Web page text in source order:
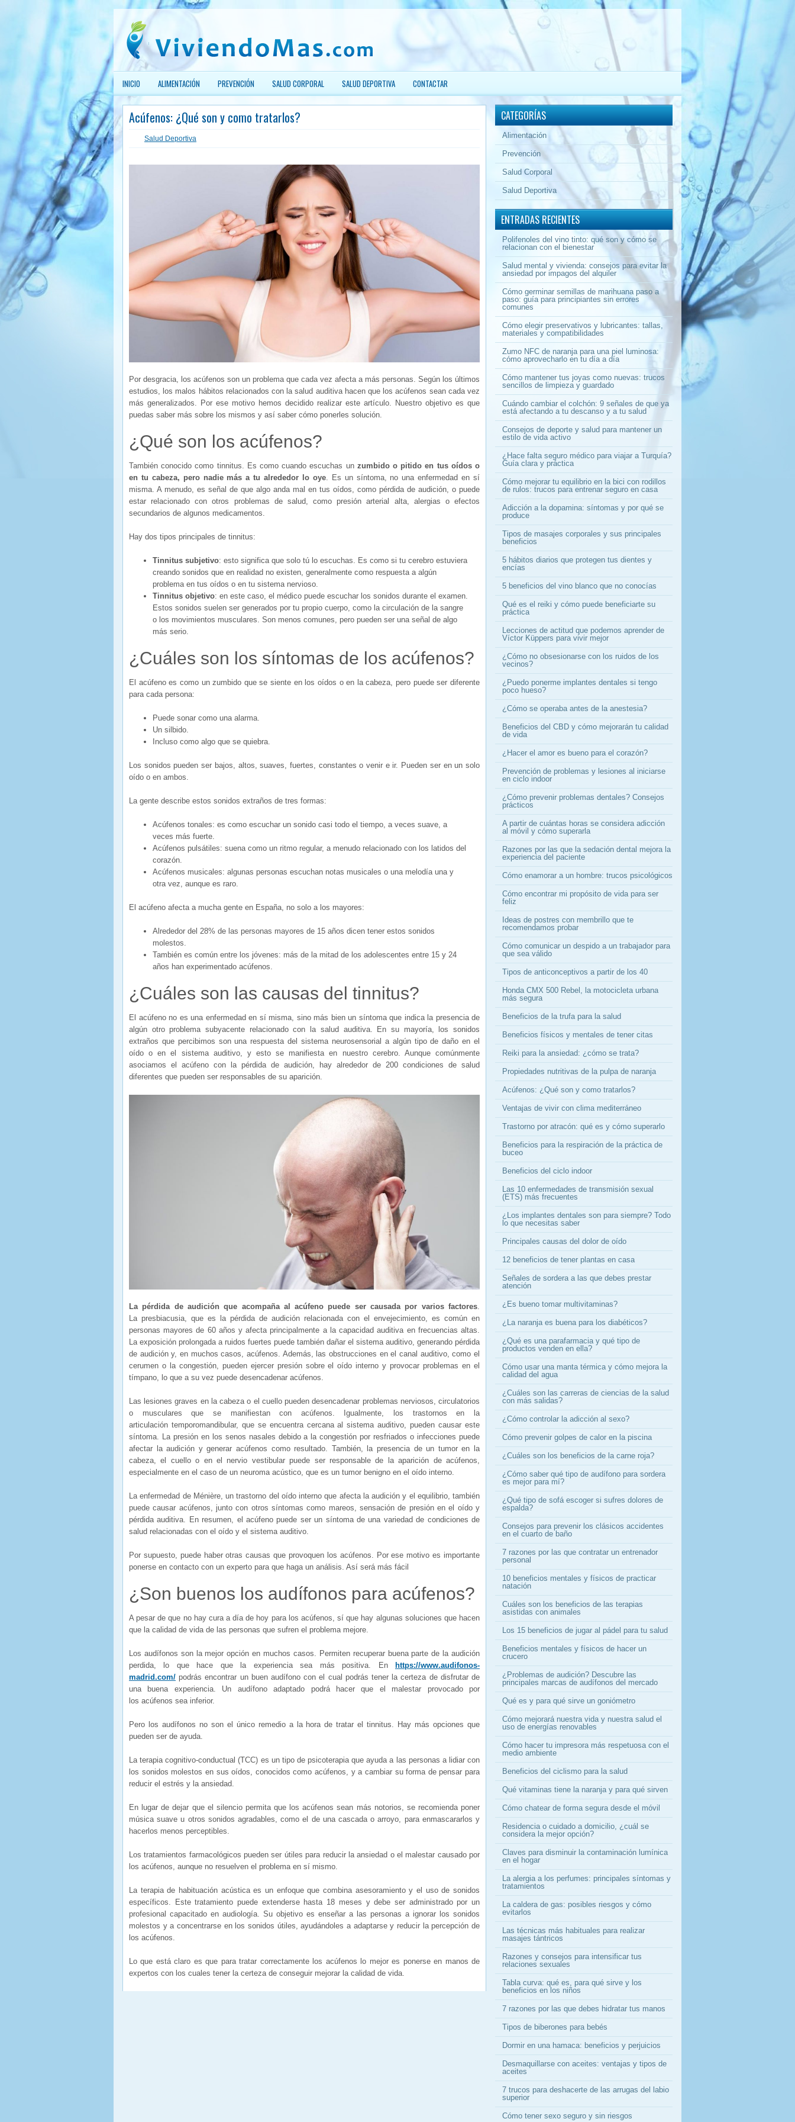
INICIO ALIMENTACIÓN PREVENCIÓN SALUD CORPORAL SALUD DEPORTIVA CONTACTAR
Acúfenos: ¿Qué son y como tratarlos?
Salud Deportiva
Por desgracia, los acúfenos son un problema que cada vez afecta a más personas. Según los últimos
estudios, los malos hábitos relacionados con la salud auditiva hacen que los acúfenos sean cada vez
más generalizados. Por ese motivo hemos decidido realizar este artículo. Nuestro objetivo es que
puedas saber más sobre los mismos y así saber cómo ponerles solución.
¿Qué son los acúfenos?
También conocido como tinnitus. Es como cuando escuchas un zumbido o pitido en tus oídos o
en tu cabeza, pero nadie más a tu alrededor lo oye. Es un síntoma, no una enfermedad en sí
misma. A menudo, es señal de que algo anda mal en tus oídos, como pérdida de audición, o puede
estar relacionado con otros problemas de salud, como presión arterial alta, alergias o efectos
secundarios de algunos medicamentos.
Hay dos tipos principales de tinnitus:
Tinnitus subjetivo: esto significa que solo tú lo escuchas. Es como si tu cerebro estuviera
creando sonidos que en realidad no existen, generalmente como respuesta a algún
problema en tus oídos o en tu sistema nervioso.
Tinnitus objetivo: en este caso, el médico puede escuchar los sonidos durante el examen.
Estos sonidos suelen ser generados por tu propio cuerpo, como la circulación de la sangre
o los movimientos musculares. Son menos comunes, pero pueden ser una señal de algo
más serio.
¿Cuáles son los síntomas de los acúfenos?
El acúfeno es como un zumbido que se siente en los oídos o en la cabeza, pero puede ser diferente
para cada persona:
Puede sonar como una alarma.
Un silbido.
Incluso como algo que se quiebra.
Los sonidos pueden ser bajos, altos, suaves, fuertes, constantes o venir e ir. Pueden ser en un solo
oído o en ambos.
La gente describe estos sonidos extraños de tres formas:
Acúfenos tonales: es como escuchar un sonido casi todo el tiempo, a veces suave, a
veces más fuerte.
Acúfenos pulsátiles: suena como un ritmo regular, a menudo relacionado con los latidos del
corazón.
Acúfenos musicales: algunas personas escuchan notas musicales o una melodía una y
otra vez, aunque es raro.
El acúfeno afecta a mucha gente en España, no solo a los mayores:
Alrededor del 28% de las personas mayores de 15 años dicen tener estos sonidos
molestos.
También es común entre los jóvenes: más de la mitad de los adolescentes entre 15 y 24
años han experimentado acúfenos.
¿Cuáles son las causas del tinnitus?
El acúfeno no es una enfermedad en sí misma, sino más bien un síntoma que indica la presencia de
algún otro problema subyacente relacionado con la salud auditiva. En su mayoría, los sonidos
extraños que percibimos son una respuesta del sistema neurosensorial a algún tipo de daño en el
oído o en el sistema auditivo, y esto se manifiesta en nuestro cerebro. Aunque comúnmente
asociamos el acúfeno con la pérdida de audición, hay alrededor de 200 condiciones de salud
diferentes que pueden ser responsables de su aparición.
La pérdida de audición que acompaña al acúfeno puede ser causada por varios factores.
La presbiacusia, que es la pérdida de audición relacionada con el envejecimiento, es común en
personas mayores de 60 años y afecta principalmente a la capacidad auditiva en frecuencias altas.
La exposición prolongada a ruidos fuertes puede también dañar el sistema auditivo, generando pérdida
de audición y, en muchos casos, acúfenos. Además, las obstrucciones en el canal auditivo, como el
cerumen o la congestión, pueden ejercer presión sobre el oído interno y provocar problemas en el
tímpano, lo que a su vez puede desencadenar acúfenos.
Las lesiones graves en la cabeza o el cuello pueden desencadenar problemas nerviosos, circulatorios
o musculares que se manifiestan con acúfenos. Igualmente, los trastornos en la
articulación temporomandibular, que se encuentra cercana al sistema auditivo, pueden causar este
síntoma. La presión en los senos nasales debido a la congestión por resfriados o infecciones puede
afectar la audición y generar acúfenos como resultado. También, la presencia de un tumor en la
cabeza, el cuello o en el nervio vestibular puede ser responsable de la aparición de acúfenos,
especialmente en el caso de un neuroma acústico, que es un tumor benigno en el oído interno.
La enfermedad de Ménière, un trastorno del oído interno que afecta la audición y el equilibrio, también
puede causar acúfenos, junto con otros síntomas como mareos, sensación de presión en el oído y
pérdida auditiva. En resumen, el acúfeno puede ser un síntoma de una variedad de condiciones de
salud relacionadas con el oído y el sistema auditivo.
Por supuesto, puede haber otras causas que provoquen los acúfenos. Por ese motivo es importante
ponerse en contacto con un experto para que haga un análisis. Así será más fácil
¿Son buenos los audífonos para acúfenos?
A pesar de que no hay cura a día de hoy para los acúfenos, sí que hay algunas soluciones que hacen
que la calidad de vida de las personas que sufren el problema mejore.
Los audífonos son la mejor opción en muchos casos. Permiten recuperar buena parte de la audición
perdida, lo que hace que la experiencia sea más positiva. En
https://www.audifonos-
madrid.com/ podrás encontrar un buen audífono con el cual podrás tener la certeza de disfrutar de
una buena experiencia. Un audífono adaptado podrá hacer que el malestar provocado por
los acúfenos sea inferior.
Pero los audífonos no son el único remedio a la hora de tratar el tinnitus. Hay más opciones que
pueden ser de ayuda.
La terapia cognitivo-conductual (TCC) es un tipo de psicoterapia que ayuda a las personas a lidiar con
los sonidos molestos en sus oídos, conocidos como acúfenos, y a cambiar su forma de pensar para
reducir el estrés y la ansiedad.
En lugar de dejar que el silencio permita que los acúfenos sean más notorios, se recomienda poner
música suave u otros sonidos agradables, como el de una cascada o arroyo, para enmascararlos y
hacerlos menos perceptibles.
Los tratamientos farmacológicos pueden ser útiles para reducir la ansiedad o el malestar causado por
los acúfenos, aunque no resuelven el problema en sí mismo.
La terapia de habituación acústica es un enfoque que combina asesoramiento y el uso de sonidos
específicos. Este tratamiento puede extenderse hasta 18 meses y debe ser administrado por un
profesional capacitado en audiología. Su objetivo es enseñar a las personas a ignorar los sonidos
molestos y a concentrarse en los sonidos útiles, ayudándoles a adaptarse y reducir la percepción de
los acúfenos.
Lo que está claro es que para tratar correctamente los acúfenos lo mejor es ponerse en manos de
expertos con los cuales tener la certeza de conseguir mejorar la calidad de vida.
CATEGORÍAS
Alimentación
Prevención
Salud Corporal
Salud Deportiva
ENTRADAS RECIENTES
Polifenoles del vino tinto: qué son y cómo se
relacionan con el bienestar
Salud mental y vivienda: consejos para evitar la
ansiedad por impagos del alquiler
Cómo germinar semillas de marihuana paso a
paso: guía para principiantes sin errores
comunes
Cómo elegir preservativos y lubricantes: tallas,
materiales y compatibilidades
Zumo NFC de naranja para una piel luminosa:
cómo aprovecharlo en tu día a día
Cómo mantener tus joyas como nuevas: trucos
sencillos de limpieza y guardado
Cuándo cambiar el colchón: 9 señales de que ya
está afectando a tu descanso y a tu salud
Consejos de deporte y salud para mantener un
estilo de vida activo
¿Hace falta seguro médico para viajar a Turquía?
Guía clara y práctica
Cómo mejorar tu equilibrio en la bici con rodillos
de rulos: trucos para entrenar seguro en casa
Adicción a la dopamina: síntomas y por qué se
produce
Tipos de masajes corporales y sus principales
beneficios
5 hábitos diarios que protegen tus dientes y
encías
5 beneficios del vino blanco que no conocías
Qué es el reiki y cómo puede beneficiarte su
práctica
Lecciones de actitud que podemos aprender de
Víctor Küppers para vivir mejor
¿Cómo no obsesionarse con los ruidos de los
vecinos?
¿Puedo ponerme implantes dentales si tengo
poco hueso?
¿Cómo se operaba antes de la anestesia?
Beneficios del CBD y cómo mejorarán tu calidad
de vida
¿Hacer el amor es bueno para el corazón?
Prevención de problemas y lesiones al iniciarse
en ciclo indoor
¿Cómo prevenir problemas dentales? Consejos
prácticos
A partir de cuántas horas se considera adicción
al móvil y cómo superarla
Razones por las que la sedación dental mejora la
experiencia del paciente
Cómo enamorar a un hombre: trucos psicológicos
Cómo encontrar mi propósito de vida para ser
feliz
Ideas de postres con membrillo que te
recomendamos probar
Cómo comunicar un despido a un trabajador para
que sea válido
Tipos de anticonceptivos a partir de los 40
Honda CMX 500 Rebel, la motocicleta urbana
más segura
Beneficios de la trufa para la salud
Beneficios físicos y mentales de tener citas
Reiki para la ansiedad: ¿cómo se trata?
Propiedades nutritivas de la pulpa de naranja
Acúfenos: ¿Qué son y como tratarlos?
Ventajas de vivir con clima mediterráneo
Trastorno por atracón: qué es y cómo superarlo
Beneficios para la respiración de la práctica de
buceo
Beneficios del ciclo indoor
Las 10 enfermedades de transmisión sexual
(ETS) más frecuentes
¿Los implantes dentales son para siempre? Todo
lo que necesitas saber
Principales causas del dolor de oído
12 beneficios de tener plantas en casa
Señales de sordera a las que debes prestar
atención
¿Es bueno tomar multivitaminas?
¿La naranja es buena para los diabéticos?
¿Qué es una parafarmacia y qué tipo de
productos venden en ella?
Cómo usar una manta térmica y cómo mejora la
calidad del agua
¿Cuáles son las carreras de ciencias de la salud
con más salidas?
¿Cómo controlar la adicción al sexo?
Cómo prevenir golpes de calor en la piscina
¿Cuáles son los beneficios de la carne roja?
¿Cómo saber qué tipo de audífono para sordera
es mejor para mí?
¿Qué tipo de sofá escoger si sufres dolores de
espalda?
Consejos para prevenir los clásicos accidentes
en el cuarto de baño
7 razones por las que contratar un entrenador
personal
10 beneficios mentales y físicos de practicar
natación
Cuáles son los beneficios de las terapias
asistidas con animales
Los 15 beneficios de jugar al pádel para tu salud
Beneficios mentales y físicos de hacer un
crucero
¿Problemas de audición? Descubre las
principales marcas de audífonos del mercado
Qué es y para qué sirve un goniómetro
Cómo mejorará nuestra vida y nuestra salud el
uso de energías renovables
Cómo hacer tu impresora más respetuosa con el
medio ambiente
Beneficios del ciclismo para la salud
Qué vitaminas tiene la naranja y para qué sirven
Cómo chatear de forma segura desde el móvil
Residencia o cuidado a domicilio, ¿cuál se
considera la mejor opción?
Claves para disminuir la contaminación lumínica
en el hogar
La alergia a los perfumes: principales síntomas y
tratamientos
La caldera de gas: posibles riesgos y cómo
evitarlos
Las técnicas más habituales para realizar
masajes tántricos
Razones y consejos para intensificar tus
relaciones sexuales
Tabla curva: qué es, para qué sirve y los
beneficios en los niños
7 razones por las que debes hidratar tus manos
Tipos de biberones para bebés
Dormir en una hamaca: beneficios y perjuicios
Desmaquillarse con aceites: ventajas y tipos de
aceites
7 trucos para deshacerte de las arrugas del labio
superior
Cómo tener sexo seguro y sin riesgos